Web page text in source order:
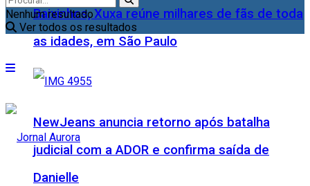
Baixinhos, Xuxa reúne milhares de fãs de toda
as idades, em São Paulo
NewJeans anuncia retorno após batalha
judicial com a ADOR e confirma saída de
Danielle
Nenhum resultado
Ver todos os resultados